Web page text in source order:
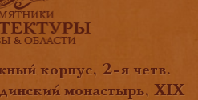
корпус, 2-я четв.
монастырь, XIX